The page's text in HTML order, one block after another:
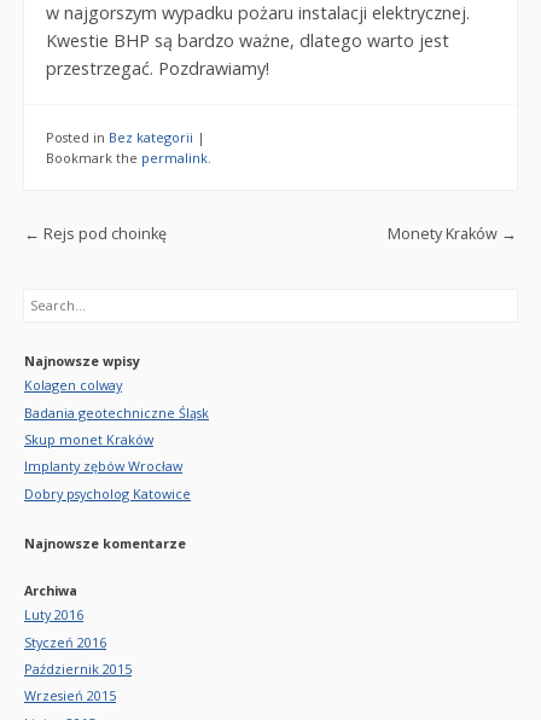
w najgorszym wypadku pożaru instalacji elektrycznej.
Kwestie BHP są bardzo ważne, dlatego warto jest
przestrzegać. Pozdrawiamy!
Posted in Bez kategorii |
Bookmark the permalink.
Post navigation
← Rejs pod choinkę Monety Kraków →
Search
Najnowsze wpisy
Kolagen colway
Badania geotechniczne Śląsk
Skup monet Kraków
Implanty zębów Wrocław
Dobry psycholog Katowice
Najnowsze komentarze
Archiwa
Luty 2016
Styczeń 2016
Październik 2015
Wrzesień 2015